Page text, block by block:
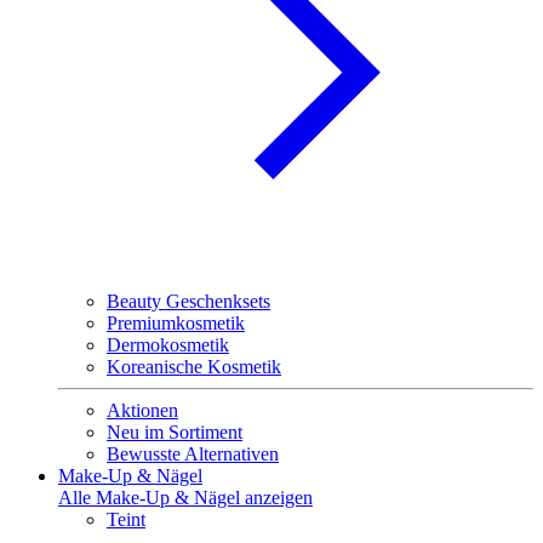
Beauty Geschenksets
Premiumkosmetik
Dermokosmetik
Koreanische Kosmetik
Aktionen
Neu im Sortiment
Bewusste Alternativen
Make-Up & Nägel
Alle Make-Up & Nägel anzeigen
Teint